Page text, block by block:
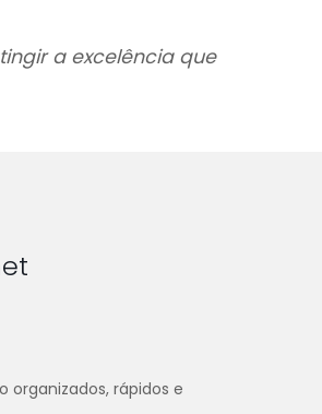
a excelência que
organizados, rápidos e